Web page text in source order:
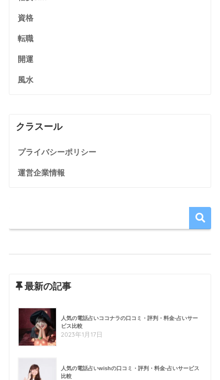
資格
転職
開運
風水
クラスール
プライバシーポリシー
運営企業情報
最新の記事
人気の電話占いココナラの口コミ・評判・料金-占いサー
ビス比較
2023年1月17日
人気の電話占いwishの口コミ・評判・料金-占いサービス
比較